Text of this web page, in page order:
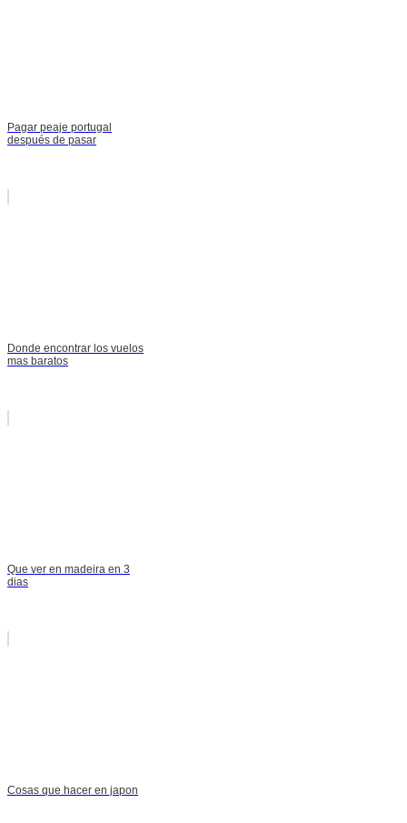
Pagar peaje portugal
después de pasar
Donde encontrar los vuelos
mas baratos
Que ver en madeira en 3
dias
Cosas que hacer en japon